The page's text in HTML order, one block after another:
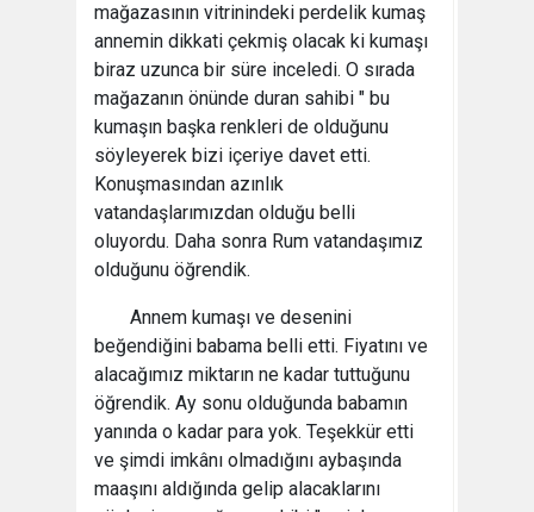
mağazasının vitrinindeki perdelik kumaş
annemin dikkati çekmiş olacak ki kumaşı
biraz uzunca bir süre inceledi. O sırada
mağazanın önünde duran sahibi " bu
kumaşın başka renkleri de olduğunu
söyleyerek bizi içeriye davet etti.
Konuşmasından azınlık
vatandaşlarımızdan olduğu belli
oluyordu. Daha sonra Rum vatandaşımız
olduğunu öğrendik.
Annem kumaşı ve desenini
beğendiğini babama belli etti. Fiyatını ve
alacağımız miktarın ne kadar tuttuğunu
öğrendik. Ay sonu olduğunda babamın
yanında o kadar para yok. Teşekkür etti
ve şimdi imkânı olmadığını aybaşında
maaşını aldığında gelip alacaklarını